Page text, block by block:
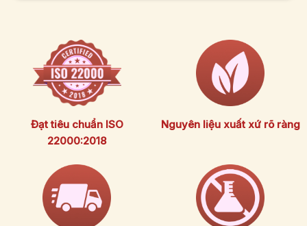
Đạt tiêu chuẩn ISO
22000:2018
Nguyên liệu xuất xứ rõ ràng